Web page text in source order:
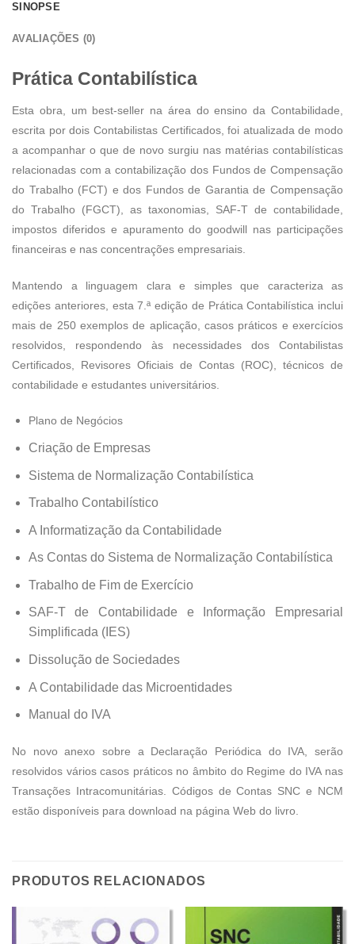
SINOPSE
AVALIAÇÕES (0)
Prática Contabilística
Esta obra, um best-seller na área do ensino da Contabilidade,
escrita por dois Contabilistas Certificados, foi atualizada de modo
a acompanhar o que de novo surgiu nas matérias contabilísticas
relacionadas com a contabilização dos Fundos de Compensação
do Trabalho (FCT) e dos Fundos de Garantia de Compensação
do Trabalho (FGCT), as taxonomias, SAF-T de contabilidade,
impostos diferidos e apuramento do goodwill nas participações
financeiras e nas concentrações empresariais.
Mantendo a linguagem clara e simples que caracteriza as
edições anteriores, esta 7.ª edição de Prática Contabilística inclui
mais de 250 exemplos de aplicação, casos práticos e exercícios
resolvidos, respondendo às necessidades dos Contabilistas
Certificados, Revisores Oficiais de Contas (ROC), técnicos de
contabilidade e estudantes universitários.
Plano de Negócios
Criação de Empresas
Sistema de Normalização Contabilística
Trabalho Contabilístico
A Informatização da Contabilidade
As Contas do Sistema de Normalização Contabilística
Trabalho de Fim de Exercício
SAF-T de Contabilidade e Informação Empresarial
Simplificada (IES)
Dissolução de Sociedades
A Contabilidade das Microentidades
Manual do IVA
No novo anexo sobre a Declaração Periódica do IVA, serão
resolvidos vários casos práticos no âmbito do Regime do IVA nas
Transações Intracomunitárias. Códigos de Contas SNC e NCM
estão disponíveis para download na página Web do livro.
PRODUTOS RELACIONADOS